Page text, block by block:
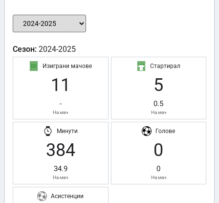
Сезон: 2024-2025
Изиграни мачове
11
-
На мач
Стартирал
5
0.5
На мач
Минути
384
34.9
На мач
Голове
0
0
На мач
Асистенции